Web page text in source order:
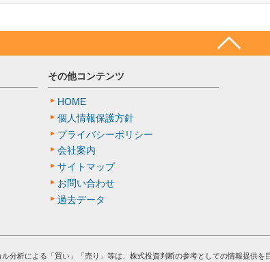
その他コンテンツ
HOME
個人情報保護方針
プライバシーポリシー
会社案内
サイトマップ
お問い合わせ
過去データ
分析による「買い」「売り」等は、株式投資判断の参考としての情報提供